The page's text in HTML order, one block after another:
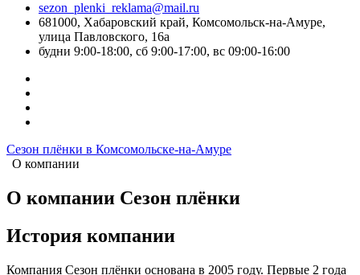
sezon_plenki_reklama@mail.ru
681000, Хабаровский край, Комсомольск-на-Амуре,
улица Павловского, 16а
будни 9:00-18:00, сб 9:00-17:00, вс 09:00-16:00
Сезон плёнки в Комсомольске-на-Амуре
О компании
О компании Сезон плёнки
История компании
Компания Сезон плёнки основана в 2005 году. Первые 2 года